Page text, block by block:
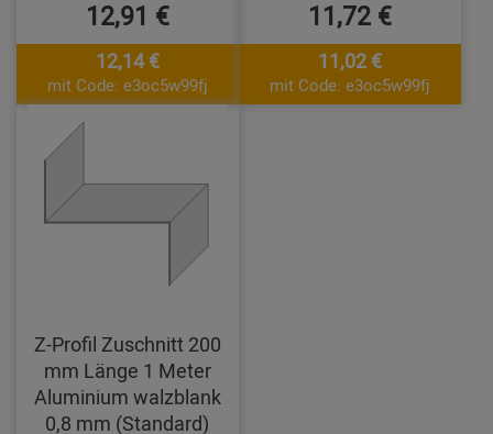
12,91 €
12,14 €
mit Code: e3oc5w99fj
11,72 €
11,02 €
mit Code: e3oc5w99fj
Z-Profil Zuschnitt 200
mm Länge 1 Meter
Aluminium walzblank
0,8 mm (Standard)